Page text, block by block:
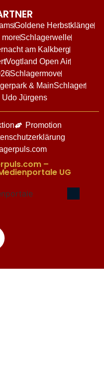
Goldene Herbstklänge
moreSchlagerwelle
am Kalkberg
Vogtland Open Air
Schlagermove
& MainSchlager
Udo Jürgens
Promotion
–
UG​